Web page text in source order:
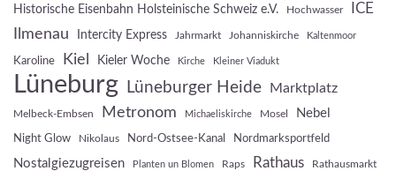
Historische Eisenbahn Holsteinische Schweiz e.V. Hochwasser ICE
Ilmenau Intercity Express Jahrmarkt Johanniskirche Kaltenmoor
Karoline Kiel Kieler Woche Kirche Kleiner Viadukt
Lüneburg Lüneburger Heide Marktplatz
Melbeck-Embsen Metronom Michaeliskirche Mosel Nebel
Night Glow Nikolaus Nord-Ostsee-Kanal Nordmarksportfeld
Nostalgiezugreisen Planten un Blomen Raps Rathaus Rathausmarkt